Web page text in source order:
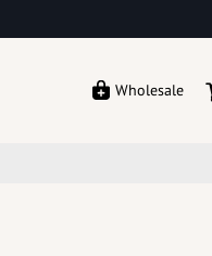
Wholesale